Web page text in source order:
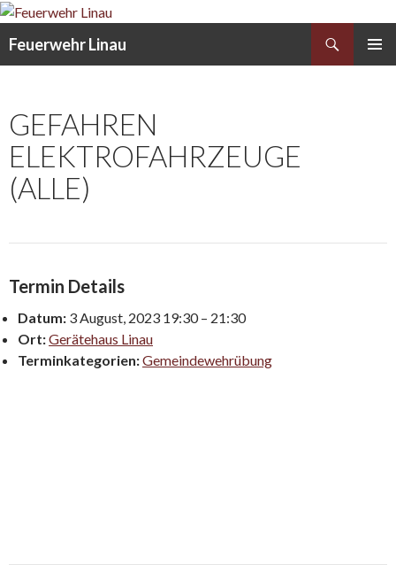
Feuerwehr Linau
GEFAHREN
ELEKTROFAHRZEUGE
(ALLE)
Termin Details
Datum: 3 August, 2023 19:30– 21:30
Ort:Gerätehaus Linau
Terminkategorien:Gemeindewehrübung